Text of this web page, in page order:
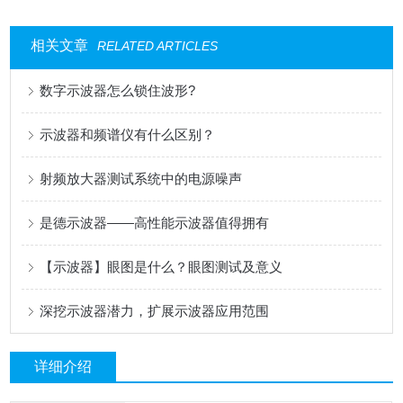
相关文章 RELATED ARTICLES
数字示波器怎么锁住波形?
示波器和频谱仪有什么区别？
射频放大器测试系统中的电源噪声
是德示波器——高性能示波器值得拥有
【示波器】眼图是什么？眼图测试及意义
深挖示波器潜力，扩展示波器应用范围
详细介绍